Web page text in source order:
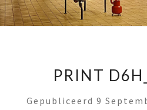
PRINT
Gepubliceerd 9